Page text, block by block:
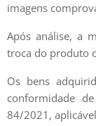
imagens
Após análise, a
troca do produto
Os bens
conformidade
84/2021,